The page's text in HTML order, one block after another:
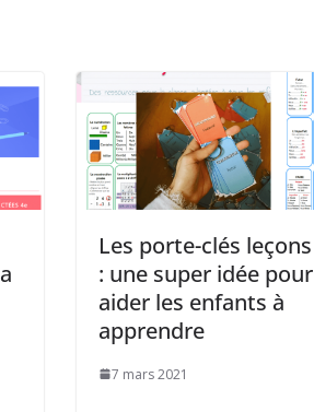
Les porte-clés leçons
: une super idée pour
aider les enfants à
apprendre
7 mars 2021